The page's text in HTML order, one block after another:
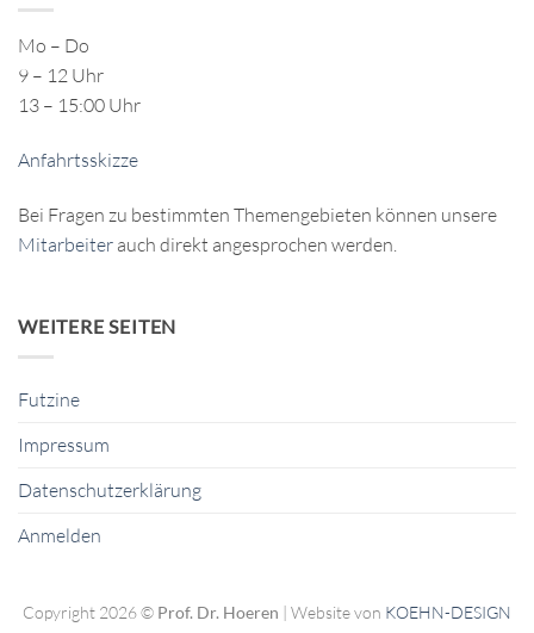
Mo – Do
9 – 12 Uhr
13 – 15:00 Uhr
Anfahrtsskizze
Bei Fragen zu bestimmten Themengebieten können unsere
Mitarbeiter auch direkt angesprochen werden.
WEITERE SEITEN
Futzine
Impressum
Datenschutzerklärung
Anmelden
Copyright 2026 © Prof. Dr. Hoeren | Website von KOEHN-DESIGN